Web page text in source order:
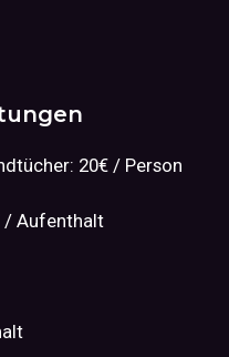
20€ / Person
/ Aufenthalt